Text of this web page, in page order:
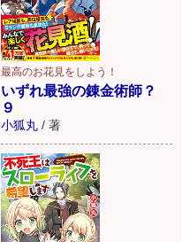
最高のお花見をしよう！
いずれ最強の錬金術師？
９
小狐丸 / 著